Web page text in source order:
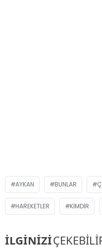
AYKAN BUNLAR
HAREKETLER KIMDIR
İLGİNİZİ